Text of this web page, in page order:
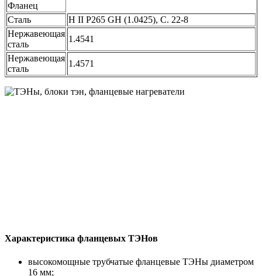
Фланец
Сталь
Н II P265 GH (1.0425), C. 22-8
Нержавеющая
сталь
1.4541
Нержавеющая
сталь
1.4571
Характеристика фланцевых ТЭНов
высокомощные трубчатые фланцевые ТЭНы диаметром
16 мм;